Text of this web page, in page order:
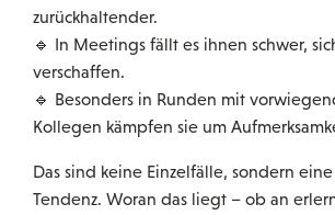
zurückhaltender.
🔹 In Meetings fällt es ihnen schwer,
verschaffen.
🔹 Besonders in Runden mit
Kollegen kämpfen sie um
Das sind keine Einzelfälle, sondern
Tendenz. Woran das liegt – ob an